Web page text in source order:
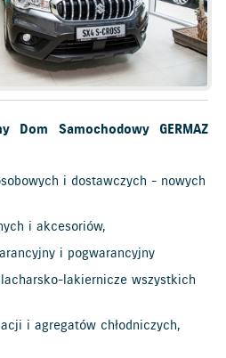
Dom Samochodowy GERMAZ
i dostawczych - nowych
i akcesoriów,
i pogwarancyjny
lakiernicze wszystkich
i agregatów chłodniczych,